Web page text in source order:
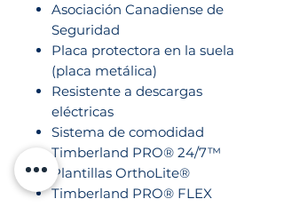
Asociación Canadiense de
Seguridad
Placa protectora en la suela
(placa metálica)
Resistente a descargas
eléctricas
Sistema de comodidad
Timberland PRO® 24/7™
Plantillas OrthoLite®
Timberland PRO® FLEX